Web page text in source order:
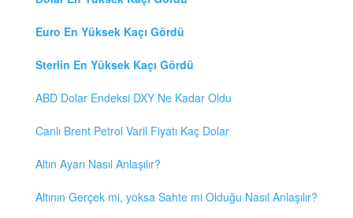
Euro En Yüksek Kaçı Gördü
Sterlin En Yüksek Kaçı Gördü
ABD Dolar Endeksi DXY Ne Kadar Oldu
Canlı Brent Petrol Varil Fiyatı Kaç Dolar
Altın Ayarı Nasıl Anlaşılır?
Altının Gerçek mi, yoksa Sahte mi Olduğu Nasıl Anlaşılır?